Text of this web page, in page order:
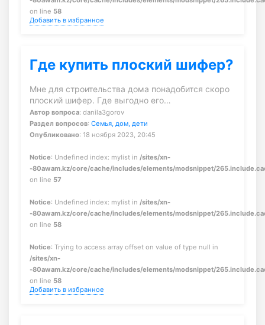
on line 58
Добавить в избранное
Где купить плоский шифер?
Мне для строительства дома понадобится скоро
плоский шифер. Где выгодно его…
Автор вопроса: danila3gorov
Раздел вопросов: Семья, дом, дети
Опубликовано: 18 ноября 2023, 20:45
Notice: Undefined index: mylist in /sites/xn-
-80awam.kz/core/cache/includes/elements/modsnippet/
on line 57
Notice: Undefined index: mylist in /sites/xn-
-80awam.kz/core/cache/includes/elements/modsnippet/
on line 58
Notice: Trying to access array offset on value of type null in
/sites/xn-
-80awam.kz/core/cache/includes/elements/modsnippet/
on line 58
Добавить в избранное